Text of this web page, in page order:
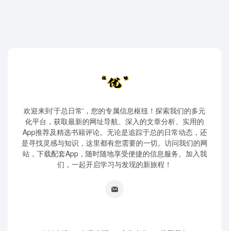
欢迎来到'于总日常'，您的专属信息枢纽！探索我们的多元
化平台，获取最新的网址导航、深入的文章分析、实用的
App推荐及精选书籍评论。无论是追踪于总的日常动态，还
是寻找灵感与知识，这里都有您需要的一切。访问我们的网
站，下载配套App，随时随地享受便捷的信息服务。加入我
们，一起开启学习与发现的新旅程！